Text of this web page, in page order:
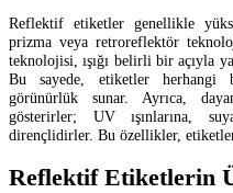
Reflektif etiketler genellikle
prizma veya retroreflektör
teknolojisi, ışığı belirli bir açıyla
Bu sayede, etiketler herhangi
görünürlük sunar. Ayrıca,
gösterirler; UV ışınlarına,
dirençlidirler. Bu özellikler,
Reflektif Etiketlerin